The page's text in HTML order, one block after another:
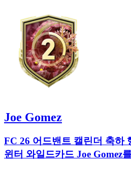
Joe Gomez
FC 26 어드밴트 캘린더 축하
윈터 와일드카드 Joe Gomez